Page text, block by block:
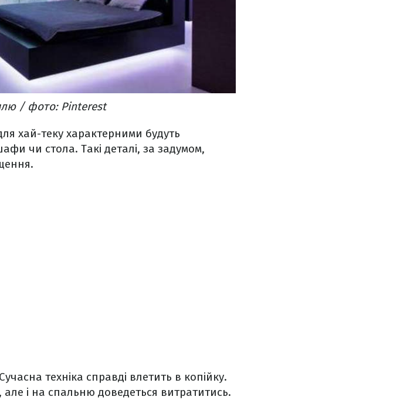
/ фото: Pinterest
хай-теку характерними будуть
чи стола. Такі деталі, за задумом,
техніка справді влетить в копійку.
і на спальню доведеться витратитись.